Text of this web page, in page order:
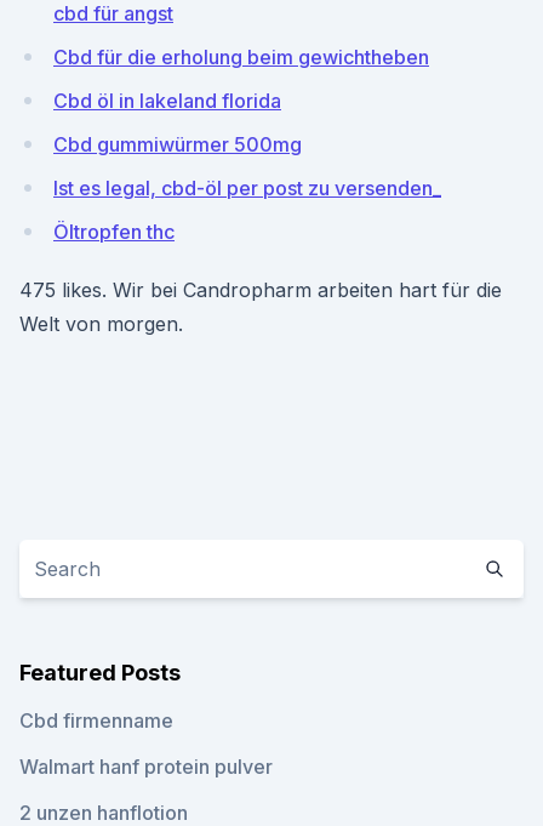
cbd für angst
Cbd für die erholung beim gewichtheben
Cbd öl in lakeland florida
Cbd gummiwürmer 500mg
Ist es legal, cbd-öl per post zu versenden_
Öltropfen thc
475 likes. Wir bei Candropharm arbeiten hart für die
Welt von morgen.
Featured Posts
Cbd firmenname
Walmart hanf protein pulver
2 unzen hanflotion